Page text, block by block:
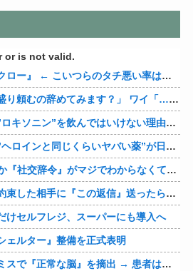
or is not valid.
【悲報】『自認レイブンクロー』 ← こいつらのタチ悪い率は異常
保健師「まずは社食で大盛り頼むの辞めてみます？」 ワイ「…食っちゃいけないものを売ってるのか？」
【警告】医師『熱中症で”ロキソニン”を飲んではいけない理由がこれ』
【警告】医師「米国では”ヘロインと同じくらいヤバい薬”が日本では平気で処方されてる」
ASDなんやが『冗談』とか『社交辞令』がマジでわからなくて怖い
【困惑】マチアプで会う約束した相手に『この返信』送ったらブロックされたんやが…
けセルフレジ、スーパーにも導入へ
ェルター』整備を正式表明
【速報】京大病院、手術ミスで『正常な脳』を摘出 → 患者は自発呼吸不可能な植物状態に